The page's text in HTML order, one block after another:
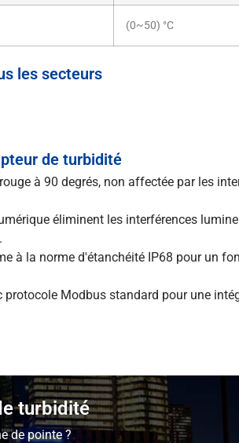
(0~50) °C
les secteurs
de turbidité
à 90 degrés, non affectée par les
éliminent les interférences
à la norme d'étanchéité IP68 pour un
Modbus standard pour une
turbidité
de pointe ?